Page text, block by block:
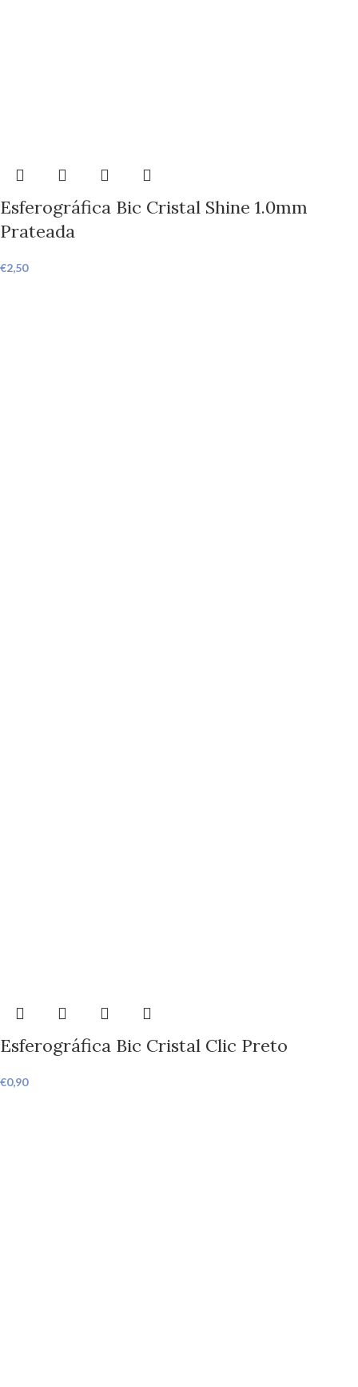
Esferográfica Bic Cristal Shine 1.0mm
Prateada
€2,50
Esferográfica Bic Cristal Clic Preto
€0,90